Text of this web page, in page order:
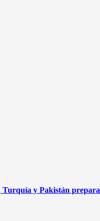
y Pakistán